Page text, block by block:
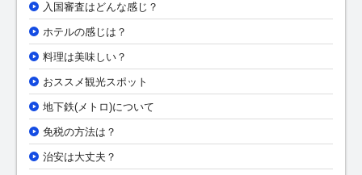
入国審査はどんな感じ？
ホテルの感じは？
料理は美味しい？
おススメ観光スポット
地下鉄(メトロ)について
免税の方法は？
治安は大丈夫？